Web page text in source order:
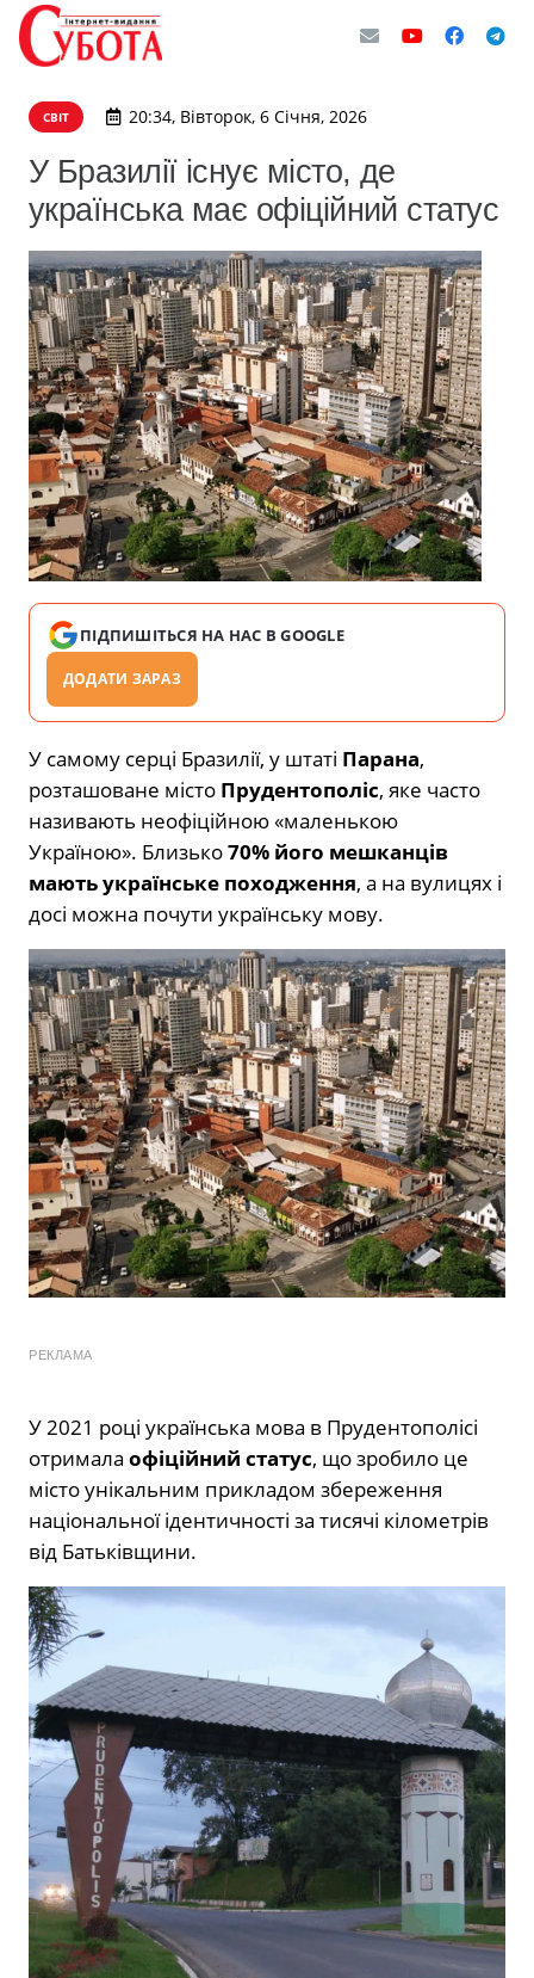
СВІТ 20:34, Вівторок, 6 Січня, 2026
У Бразилії існує місто, де
українська має офіційний статус
ПІДПИШІТЬСЯ НА НАС В GOOGLE
ДОДАТИ ЗАРАЗ
У самому серці Бразилії, у штаті Парана,
розташоване місто Прудентополіс, яке часто
називають неофіційною «маленькою
Україною». Близько70% його мешканців
мають українське походження, а на вулицях і
досі можна почути українську мову.
РЕКЛАМА
У 2021 році українська мова в Прудентополісі
отримала офіційний статус, що зробило це
місто унікальним прикладом збереження
національної ідентичності за тисячі кілометрів
від Батьківщини.